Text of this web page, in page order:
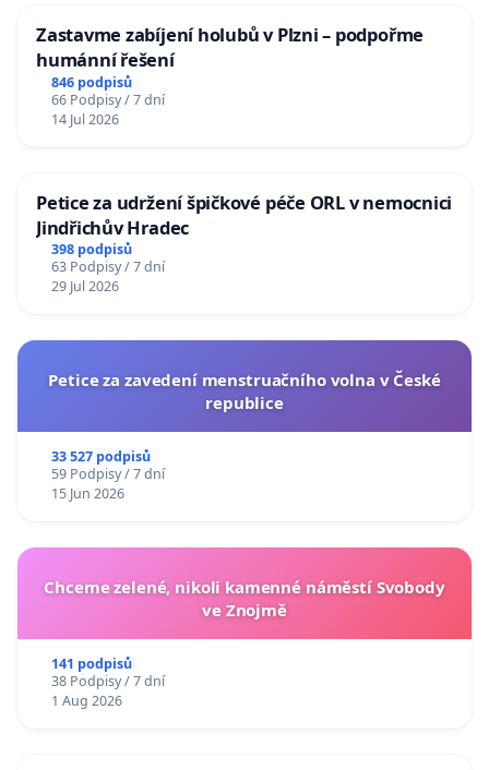
Zastavme zabíjení holubů v Plzni – podpořme
humánní řešení
846 podpisů
66 Podpisy / 7 dní
14 Jul 2026
Petice za udržení špičkové péče ORL v nemocnici
Jindřichův Hradec
398 podpisů
63 Podpisy / 7 dní
29 Jul 2026
Petice za zavedení menstruačního volna v České
republice
33 527 podpisů
59 Podpisy / 7 dní
15 Jun 2026
Chceme zelené, nikoli kamenné náměstí Svobody
ve Znojmě
141 podpisů
38 Podpisy / 7 dní
1 Aug 2026